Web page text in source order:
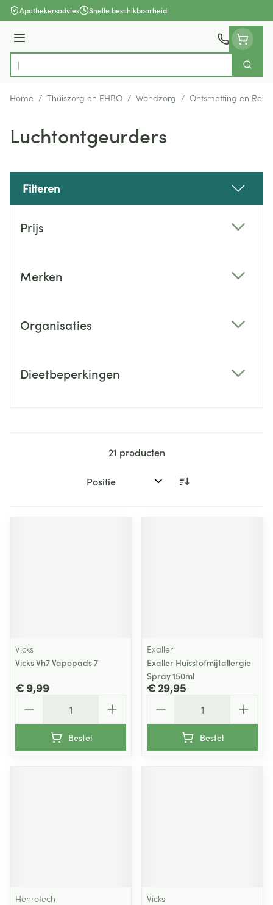
Ga naar de inhoud
Apothekersadvies Snelle beschikbaarheid
Menu
Product, merk, categorie...
Zoek
Home / Thuiszorg en EHBO / Wondzorg / Ontsmetting en
Luchtontgeurders
Filteren
Prijs
Merken
Organisaties
Dieetbeperkingen
21 producten
Sorteer op:
Vicks
Vicks Vh7 Vapopads 7
€ 9,99
Bestel
Exaller
Exaller Huisstofmijtallergie
Spray 150ml
€ 29,95
Bestel
Henrotech
Vicks